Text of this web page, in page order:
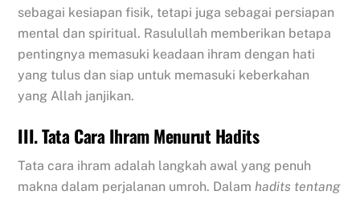
sebagai kesiapan fisik, tetapi juga sebagai persiapan
mental dan spiritual. Rasulullah memberikan betapa
pentingnya memasuki keadaan ihram dengan hati
yang tulus dan siap untuk memasuki keberkahan
yang Allah janjikan.
III. Tata Cara Ihram Menurut Hadits
Tata cara ihram adalah langkah awal yang penuh
makna dalam perjalanan umroh. Dalamhadits tentang